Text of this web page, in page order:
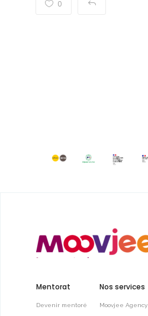
0
Mentorat
Devenir mentoré
Nos services
Moovjee Agency